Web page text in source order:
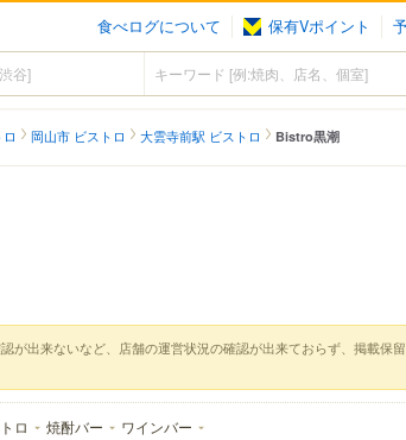
食べログについて 保有Vポイント
岡山市 ビストロ 大雲寺前駅 ビストロ Bistro黒潮
が出来ないなど、店舗の運営状況の確認が出来ておらず、掲載保
ロ 焼酎バー ワインバー